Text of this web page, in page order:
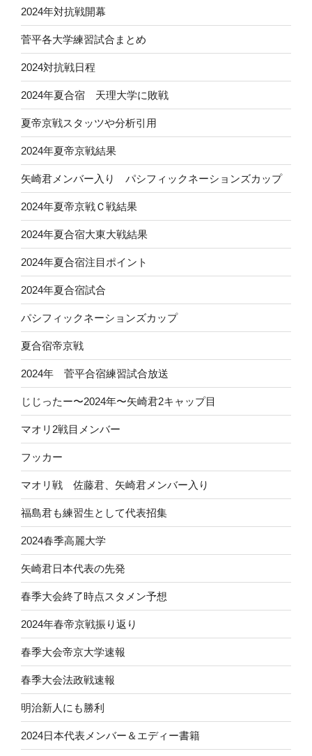
2024年対抗戦開幕
菅平各大学練習試合まとめ
2024対抗戦日程
2024年夏合宿 天理大学に敗戦
夏帝京戦スタッツや分析引用
2024年夏帝京戦結果
矢崎君メンバー入り パシフィックネーションズカップ
2024年夏帝京戦Ｃ戦結果
2024年夏合宿大東大戦結果
2024年夏合宿注目ポイント
2024年夏合宿試合
パシフィックネーションズカップ
夏合宿帝京戦
2024年 菅平合宿練習試合放送
じじったー〜2024年〜矢崎君2キャップ目
マオリ2戦目メンバー
フッカー
マオリ戦 佐藤君、矢崎君メンバー入り
福島君も練習生として代表招集
2024春季高麗大学
矢崎君日本代表の先発
春季大会終了時点スタメン予想
2024年春帝京戦振り返り
春季大会帝京大学速報
春季大会法政戦速報
明治新人にも勝利
2024日本代表メンバー＆エディー書籍